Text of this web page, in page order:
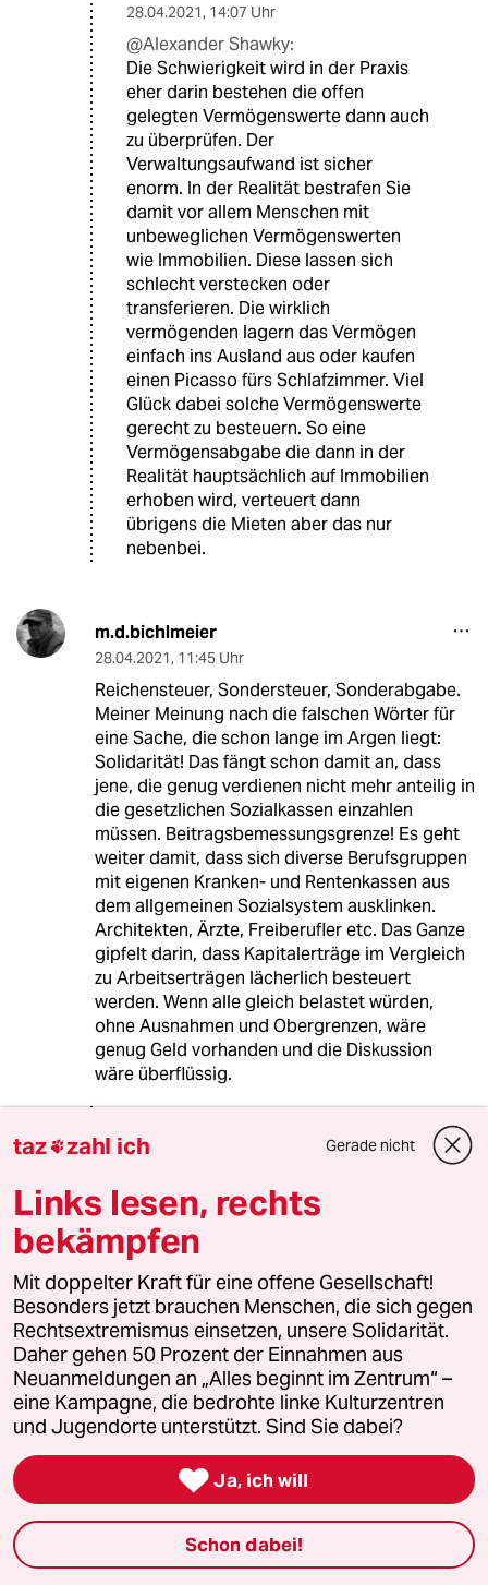
28.04.2021, 14:07 Uhr
@Alexander Shawky:
Die Schwierigkeit wird in der Praxis
eher darin bestehen die offen
gelegten Vermögenswerte dann auch
zu überprüfen. Der
Verwaltungsaufwand ist sicher
enorm. In der Realität bestrafen Sie
damit vor allem Menschen mit
unbeweglichen Vermögenswerten
wie Immobilien. Diese lassen sich
schlecht verstecken oder
transferieren. Die wirklich
vermögenden lagern das Vermögen
einfach ins Ausland aus oder kaufen
einen Picasso fürs Schlafzimmer. Viel
Glück dabei solche Vermögenswerte
gerecht zu besteuern. So eine
Vermögensabgabe die dann in der
Realität hauptsächlich auf Immobilien
erhoben wird, verteuert dann
übrigens die Mieten aber das nur
nebenbei.
m.d.bichlmeier
28.04.2021, 11:45 Uhr
Reichensteuer, Sondersteuer, Sonderabgabe.
Meiner Meinung nach die falschen Wörter für
eine Sache, die schon lange im Argen liegt:
Solidarität! Das fängt schon damit an, dass
jene, die genug verdienen nicht mehr anteilig in
die gesetzlichen Sozialkassen einzahlen
müssen. Beitragsbemessungsgrenze! Es geht
weiter damit, dass sich diverse Berufsgruppen
mit eigenen Kranken- und Rentenkassen aus
dem allgemeinen Sozialsystem ausklinken.
Architekten, Ärzte, Freiberufler etc. Das Ganze
gipfelt darin, dass Kapitalerträge im Vergleich
zu Arbeitserträgen lächerlich besteuert
werden. Wenn alle gleich belastet würden,
ohne Ausnahmen und Obergrenzen, wäre
genug Geld vorhanden und die Diskussion
wäre überflüssig.
28.04.2021 23:07 Uhr
@m.d.bichlmeier:
Möchten Sie denn, daß mit dem
zusätzlichen Geld für die
Krankenkassen, dann 20% der
Bevölkerung Psychopharmaka
verschrieben bekommen, und die
Anzahl der überflüssigen Hüft, Knie
und Bandscheibenoperationen sich
auch nochmal schnell verdoppelt?
GK Gerhard Krause
28.04.2021,13:38 Uhr
@m.d.bichlmeier:
taz zahl ich Gerade nicht
Links lesen, rechts
bekämpfen
Mit doppelter Kraft für eine offene Gesellschaft!
Besonders jetzt brauchen Menschen, die sich gegen
Rechtsextremismus einsetzen, unsere Solidarität.
Daher gehen 50 Prozent der Einnahmen aus
Neuanmeldungen an „Alles beginnt im Zentrum“ –
eine Kampagne, die bedrohte linke Kulturzentren
und Jugendorte unterstützt. Sind Sie dabei?
 Ja, ich will
Schon dabei!